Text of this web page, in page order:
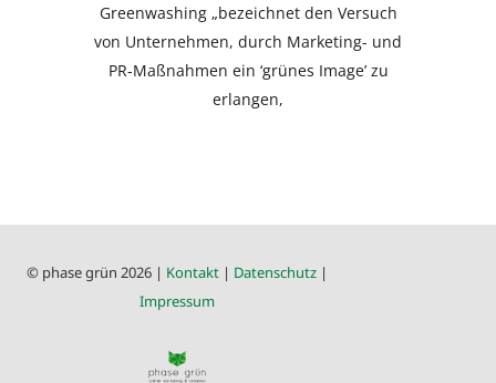
Greenwashing „bezeichnet den Versuch
von Unternehmen, durch Marketing- und
PR-Maßnahmen ein ‘grünes Image’ zu
erlangen,
© phase grün 2026 | Kontakt | Datenschutz |
Impressum